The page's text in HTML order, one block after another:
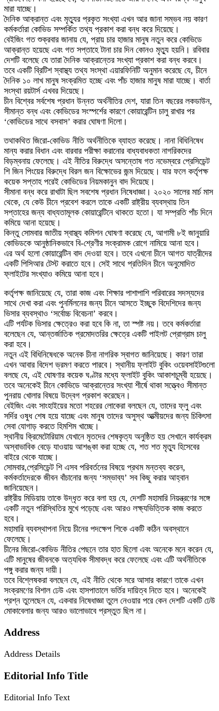
মারা যাচ্ছে।
দৈনিক আক্রান্ত এবং মৃত্যুর প্রকৃত সংখ্যা এখন আর জানা সম্ভব নয় কারণ
কর্মকর্তারা কোভিড সম্পর্কিত তথ্য প্রকাশ করা বন্ধ করে দিয়েছে।
বেইজিং গত শুক্রবার জানায় যে, প্রায় চার হাজার মানুষ নতুন করে কোভিডে
আক্রান্ত হয়েছে এবং গত সপ্তাহে টানা চার দিন কোনও মৃত্যু হয়নি। রবিবার
দেশটি বলেছে যে তারা দৈনিক আক্রান্তের সংখ্যা প্রকাশ করা বন্ধ করবে।
তবে একটি ব্রিটিশ স্বাস্থ্য তথ্য সংস্থা এয়ারফিনিটি অনুমান করেছে যে, চীনে
দৈনিক ১০ লাখ মানুষ সংক্রমিত হচ্ছে এবং পাঁচ হাজার মানুষ মারা যাচ্ছে। বার্তা
সংস্থা রয়টার্স এখবর দিয়েছে।
চীন বিশ্বের সর্বশেষ প্রধান উন্নত অর্থনীতির দেশ, যারা তিন বছরের লকডাউন,
সীমান্ত বন্ধ এবং কোভিডের সংস্পর্শের কারণে কোয়ারেন্টিন চালু রাখার পর
‘কোভিডের সাথে বসবাস’ করার ঘোষণা দিলো।
তথাকথিত জিরো-কোভিড নীতি অর্থনীতিকে ব্যাহত করেছে। নানা বিধিনিষেধ
মান্য করার বিধান এবং বারবার পরীক্ষা করানোর বাধ্যবাধকতা নাগরিকদের
বিড়ম্বনায় ফেলেছে। এই নীতির বিরুদ্ধে অসন্তোষ গত নভেম্বরে প্রেসিডেন্ট
শি জিন পিংয়ের বিরুদ্ধে বিরল জন বিক্ষোভের জন্ম দিয়েছে। যার ফলে কর্তৃপক্ষ
কয়েক সপ্তাহ পরেই কোভিডের নিয়মকানুন বাদ দিয়েছে।
সীমানা বন্ধ করে রাখাটা ছিল সবশেষ প্রধান নিষেধাজ্ঞা। ২০২০ সালের মার্চ মাস
থেকে, যে কেউ চীনে প্রবেশ করলে তাকে একটি রাষ্ট্রীয় ব্যবস্থায় তিন
সপ্তাহের জন্য বাধ্যতামূলক কোয়ারেন্টিনে থাকতে হতো। যা সম্প্রতি পাঁচ দিনে
কমিয়ে আনা হয়েছে।
কিন্তু সোমবার জাতীয় স্বাস্থ্য কমিশন ঘোষণা করেছে যে, আগামী ৮ই জানুয়ারি
কোভিডকে আনুষ্ঠানিকভাবে বি-শ্রেণীর সংক্রামক রোগে নামিয়ে আনা হবে।
এর অর্থ হলো কোয়ারেন্টিন বাদ দেওয়া হবে। তবে এখনো চীনে আগত যাত্রীদের
একটি পিসিআর টেস্ট করাতে হবে। সেই সাথে প্রতিদিন চীনে অনুমোদিত
ফ্লাইটের সংখ্যাও কমিয়ে আনা হবে।
কর্তৃপক্ষ জানিয়েছে যে, তারা কাজ এবং শিক্ষার পাশাপাশি পরিবারের সদস্যদের
সাথে দেখা করা এবং পুনর্মিলনের জন্য চীনে আসতে ইচ্ছুক বিদেশিদের জন্য
ভিসার ব্যবস্থাও ‘সর্বোচ্চ বিবেচনা’ করবে।
এটি পর্যটক ভিসার ক্ষেত্রেও করা হবে কি না, তা স্পষ্ট নয়। তবে কর্মকর্তারা
বলেছেন যে, আন্তর্জাতিক প্রমোদতরির ক্ষেত্রে একটি পাইলট প্রোগ্রাম চালু
করা হবে।
নতুন এই বিধিনিষেধকে অনেক চীনা নাগরিক স্বাগত জানিয়েছে। কারণ তারা
এখন আবার বিদেশ ভ্রমণ করতে পারবে। স্থানীয় ফ্লাইট বুকিং ওয়েবসাইটগুলো
বলছে যে, এই ঘোষণার কয়েক ঘণ্টার মধ্যে ফ্লাইট বুকিং আকাশচুম্বী হয়েছে।
তবে অনেকেই চীনে কোভিডে আক্রান্তের সংখ্যা শীর্ষে থাকা সত্ত্বেও সীমান্ত
পুনরায় খোলার বিষয়ে উদ্বেগ প্রকাশ করেছেন।
বেইজিং এবং সাংহাইয়ের মতো শহরের লোকেরা বলছেন যে, তাদের ফ্লু এবং
সর্দির ওষুধ শেষ হয়ে যাচ্ছে এবং মানুষ তাদের অসুস্থ আত্মীয়দের জন্য চিকিৎসা
সেবা যোগাড় করতে হিমশিম খাচ্ছে।
স্থানীয় ক্রিমেটোরিয়াম যেখানে মৃতদের শেষকৃত্য অনুষ্ঠিত হয় সেখানে কার্যক্রম
অস্বাভাবিক বেড়ে যাওয়ায় আশঙ্কা করা হচ্ছে যে, শত শত মৃত্যু হিসেবের
বাইরে থেকে যাচ্ছে।
সোমবার,প্রেসিডেন্ট শি এসব পরিবর্তনের বিষয়ে প্রথম মন্তব্য করেন,
কর্মকর্তাদেরকে জীবন বাঁচানোর জন্য ‘সম্ভাব্য’ সব কিছু করার আহ্বান
জানিয়েছেন।
রাষ্ট্রীয় মিডিয়ায় তাকে উদ্ধৃত করে বলা হয় যে, দেশটি মহামারি নিয়ন্ত্রণের সঙ্গে
একটি নতুন পরিস্থিতির মুখে পড়েছে এবং আরও লক্ষ্যভিত্তিক কাজ করতে
হবে।
মহামারি ব্যবস্থাপনা নিয়ে চীনের পদক্ষেপ শিকে একটি কঠিন অবস্থানে
ফেলেছে।
চীনের জিরো-কোভিড নীতির পেছনে তার হাত ছিলো এবং অনেকে মনে করেন যে,
এটি মানুষের জীবনকে অত্যধিক সীমাবদ্ধ করে ফেলেছে এবং এটি অর্থনীতিকে
পঙ্গু করার জন্য দায়ী।
তবে বিশ্লেষকরা বলছেন যে, এই নীতি থেকে সরে আসার কারণে তাকে এখন
সংক্রমণের বিশাল ঢেউ এবং হাসপাতালে ভর্তির দায়িত্ব নিতে হবে। অনেকেই
প্রশ্ন তুলেছেন যে, একবার নিষেধাজ্ঞা তুলে নেওয়ার পরে কেন দেশটি একটি ঢেউ
মোকাবেলার জন্য আরও ভালোভাবে প্রস্তুত ছিল না।
Address
Address Details
Editorial Info Title
Editorial Info Text